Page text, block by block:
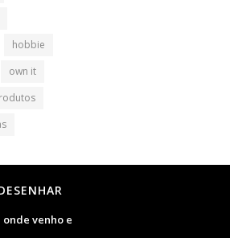
hobbie
own it
onde venho e